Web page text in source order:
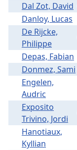
Dal Zot, David
Danloy, Lucas
De Rijcke,
Philippe
Depas, Fabian
Donmez, Sami
Engelen,
Audric
Exposito
Trivino, Jordi
Hanotiaux,
Kyllian